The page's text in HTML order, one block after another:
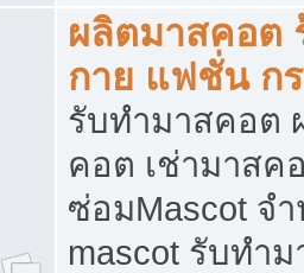
ผลิตมาสคอต
กาย แฟชั่น กร
รับทำมาสคอต
คอต เช่ามาสค
ซ่อมMascot จ
mascot รับทำ